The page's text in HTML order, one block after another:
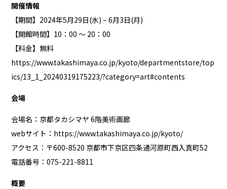
開催情報
【期間】2024年5月29日(水) – 6月3日(月)
【開館時間】10：00 ～ 20：00
【料金】無料
https://www.takashimaya.co.jp/kyoto/departmentstore/top
ics/13_1_20240319175223/?category=art#contents
会場
会場名：京都タカシマヤ 6階美術画廊
webサイト： https://www.takashimaya.co.jp/kyoto/
アクセス：〒600-8520 京都市下京区四条通河原町西入真町52
電話番号：075-221-8811
概要